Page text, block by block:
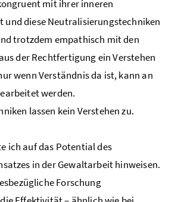
mit ihrer inneren
und diese Neutralisierungstechniken
trotzdem empathisch mit den
der Rechtfertigung ein Verstehen
wenn Verständnis da ist, kann an
werden.
lassen kein Verstehen zu.
ich auf das Potential des
in der Gewaltarbeit hinweisen.
Forschung